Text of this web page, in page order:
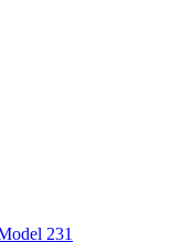
231